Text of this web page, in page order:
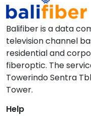
Balifiber is a data
television channel
residential and
fiberoptic. The
Towerindo Sentra
Tower.
Help